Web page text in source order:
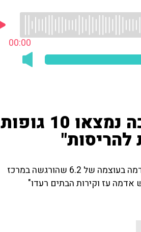
00:00
רעידת אדמה באיטליה - "עד כה נמצאו 10 גופות
שליח קול ישראל ומעריב לאיטליה יוסי בר מדווח על רעידת האדמה בעוצמה של 6.2 שהורגשה במרכז
עז וקירות הבתים רעדו"